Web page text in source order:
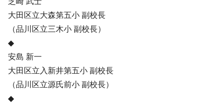
大田区立大森第五小 副校長
（品川区立三木小 副校長）
◆
安島 新一
大田区立入新井第五小 副校長
（品川区立源氏前小 副校長）
◆